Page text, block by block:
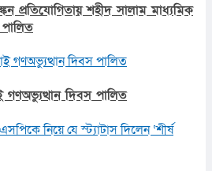
প্রতিযোগিতায় শহীদ সালাম মাধ্যমিক
দিবস পালিত